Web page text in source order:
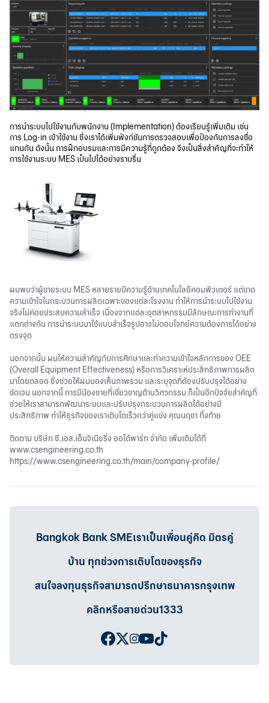
การนำระบบไปใช้งานกับพนักงาน (Implementation) ต้องเรียนรู้เพิ่มเติม เช่น
การ Log-in เข้าใช้งาน ซึ่งเราได้เพิ่มฟังก์ชันการตรวจสอบเพื่อป้องกันการลงชื่อ
แทนกัน ดังนั้น การฝึกอบรมและการมีความรู้ที่ถูกต้อง จึงเป็นสิ่งสำคัญที่จะทำให้
การใช้งานระบบ MES เป็นไปได้อย่างราบรื่น
ผมพบว่าผู้ขายระบบ MES หลายรายมีความรู้ด้านเทคโนโลยีคอมพิวเตอร์ แต่ขาด
ความเข้าใจในกระบวนการผลิตเฉพาะของแต่ละโรงงาน ทำให้การนำระบบไปใช้งาน
จริงไม่ค่อยประสบความสำเร็จ เนื่องจากแต่ละอุตสาหกรรมมีลักษณะการทำงานที่
แตกต่างกัน การนำระบบมาใช้แบบสำเร็จรูปอาจไม่ตอบโจทย์ความต้องการได้อย่าง
ตรงจุด
นอกจากนั้น ผมให้ความสำคัญกับการศึกษาและทำความเข้าใจหลักการของ OEE
(Overall Equipment Effectiveness) หรือการวิเคราะห์ประสิทธิภาพการผลิต
มาโดยตลอด ซึ่งช่วยให้ผมมองเห็นภาพรวม และระบุจุดที่ต้องปรับปรุงได้อย่าง
ชัดเจน นอกจากนี้ การมีน้องชายที่เชี่ยวชาญด้านวิศวกรรม ก็เป็นอีกปัจจัยสำคัญที่
ช่วยให้เราสามารถพัฒนาระบบและปรับปรุงกระบวนการผลิตได้อย่างมี
ประสิทธิภาพ ทำให้ธุรกิจของเราเติบโตเร็วกว่าคู่แข่ง คุณนฤชา ทิ้งท้าย
ติดตาม บริษัท ซี.เอส.เอ็นจิเนียริ่ง ออโต้พาร์ท จำกัด เพิ่มเติมได้ที่
www.csengineering.co.th
https://www.csengineering.co.th/main/company-profile/
Bangkok Bank SMEเราเป็นเพื่อนคู่คิด มิตรคู่
บ้าน ทุกช่วงการเติบโตของธุรกิจ
สนใจลงทุนธุรกิจสามารถปรึกษาธนาคารกรุงเทพ
คลิกหรือสายด่วน1333